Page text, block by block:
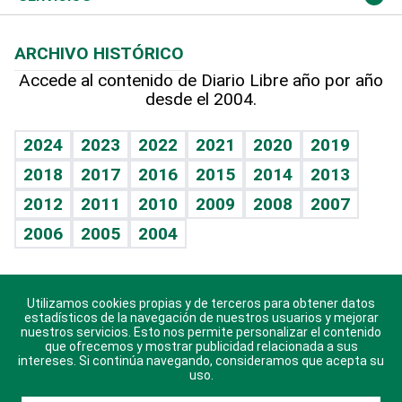
Hablando con el pediatra
Vida y familia
Eñe
Celebrando la vida
Sin complejos
En pocas palabras
Escuchando al corazón
Economía Personal
Línea de hit
TBT Deportivo
Más firmas
Hecho en casa
Guía del dinero
Cumpleaños
Horóscopos
Crucigramas
ARCHIVO HISTÓRICO
Accede al contenido de Diario Libre año por año
desde el 2004.
2024 2023 2022 2021 2020
2019
2018
2017 2016 2015 2014
2013
2012
2011 2010 2009 2008
2007
2006
2005 2004
Descarga nuestras aplicaciones para Android, iOS y
sistema Huawei.
Utilizamos cookies propias y de terceros para obtener datos
estadísticos de la navegación de nuestros usuarios y mejorar
nuestros servicios. Esto nos permite personalizar el contenido
que ofrecemos y mostrar publicidad relacionada a sus
intereses. Si continúa navegando, consideramos que acepta su
uso.